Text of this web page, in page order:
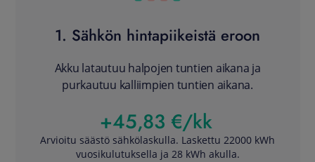
1. Sähkön hintapiikeistä eroon
Akku latautuu halpojen tuntien aikana ja
purkautuu kalliimpien tuntien aikana.
+45,83 €/kk
Arvioitu säästö sähkölaskulla. Laskettu 22000 kWh
vuosikulutuksella ja 28 kWh akulla.